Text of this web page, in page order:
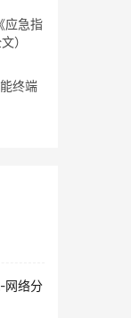
应急指
）
终端
网络分